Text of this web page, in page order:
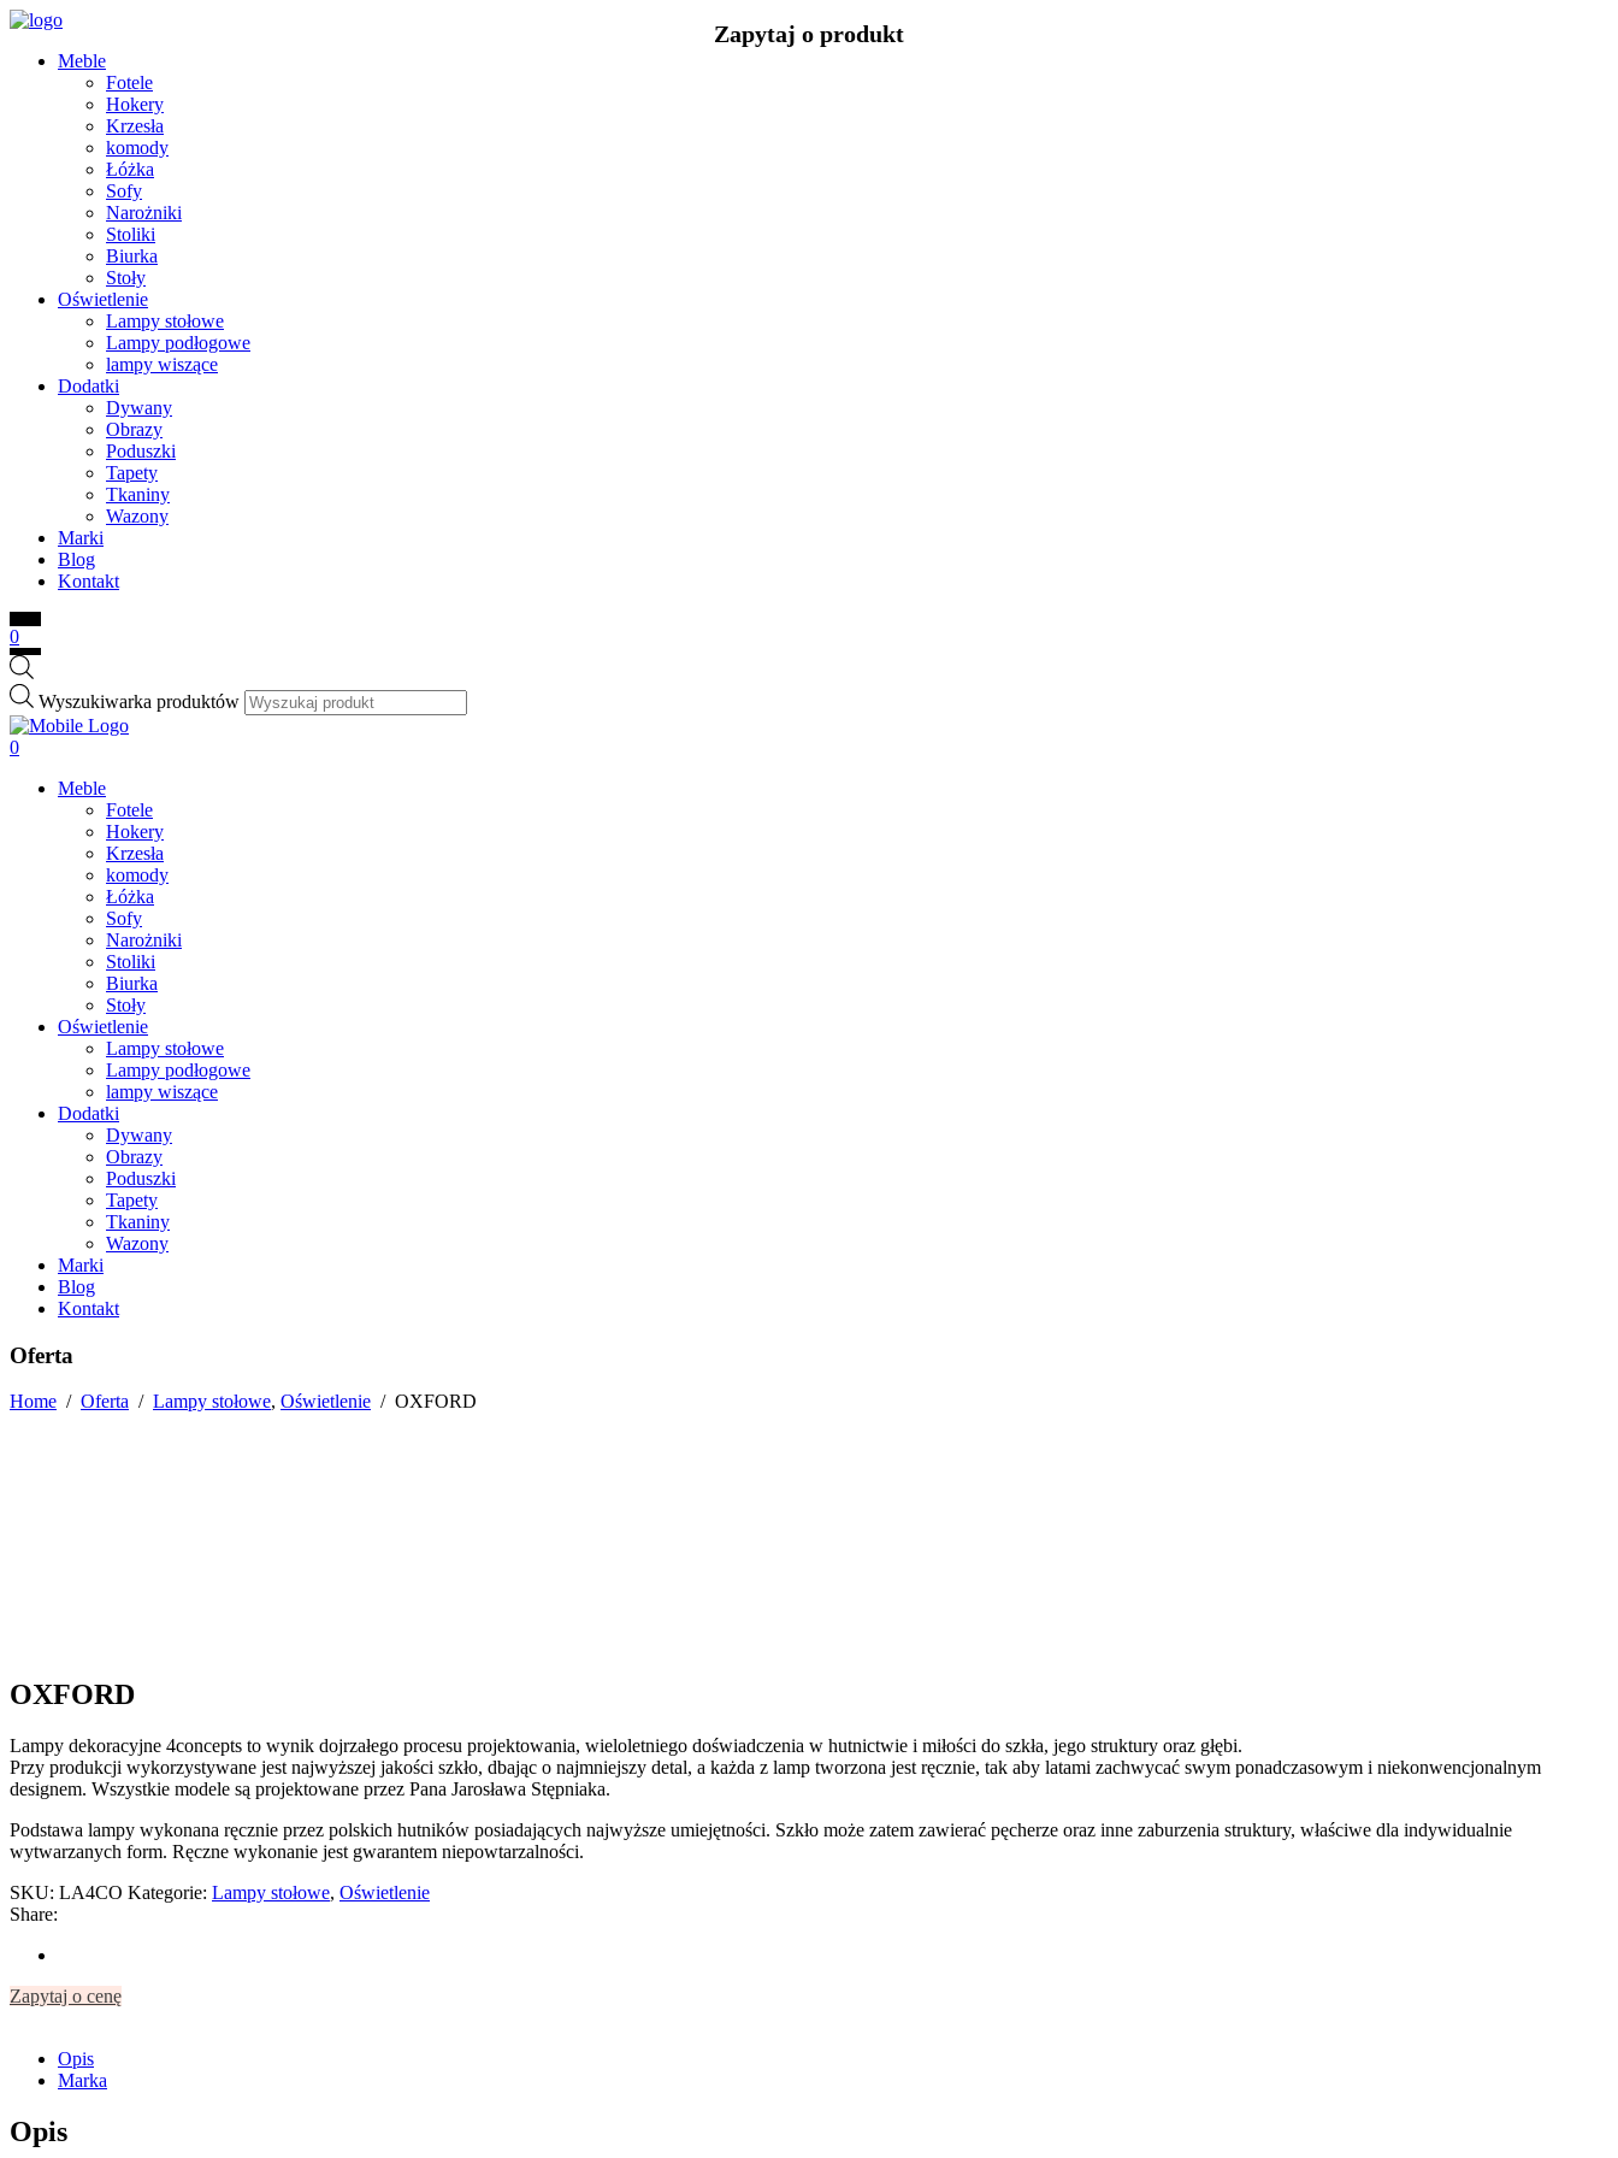
Meble
Fotele
Hokery
Krzesła
komody
Łóżka
Sofy
Narożniki
Stoliki
Biurka
Stoły
Oświetlenie
Lampy stołowe
Lampy podłogowe
lampy wiszące
Dodatki
Dywany
Obrazy
Poduszki
Tapety
Tkaniny
Wazony
Marki
Blog
Kontakt
0
Wyszukiwarka produktów
0
Meble
Fotele
Hokery
Krzesła
komody
Łóżka
Sofy
Narożniki
Stoliki
Biurka
Stoły
Oświetlenie
Lampy stołowe
Lampy podłogowe
lampy wiszące
Dodatki
Dywany
Obrazy
Poduszki
Tapety
Tkaniny
Wazony
Marki
Blog
Kontakt
Oferta
Home / Oferta / Lampy stołowe, Oświetlenie / OXFORD
OXFORD
Lampy dekoracyjne 4concepts to wynik dojrzałego procesu projektowania, wieloletniego doświadczenia w hutnictwie i miłości do szkła, jego struktury oraz głębi.
Przy produkcji wykorzystywane jest najwyższej jakości szkło, dbając o najmniejszy detal, a każda z lamp tworzona jest ręcznie, tak aby latami zachwycać swym ponadczasowym i niekonwencjonalnym
designem. Wszystkie modele są projektowane przez Pana Jarosława Stępniaka.
Podstawa lampy wykonana ręcznie przez polskich hutników posiadających najwyższe umiejętności. Szkło może zatem zawierać pęcherze oraz inne zaburzenia struktury, właściwe dla indywidualnie
wytwarzanych form. Ręczne wykonanie jest gwarantem niepowtarzalności.
SKU: LA4CO Kategorie: Lampy stołowe, Oświetlenie
Share:
Zapytaj o cenę
Opis
Marka
Opis